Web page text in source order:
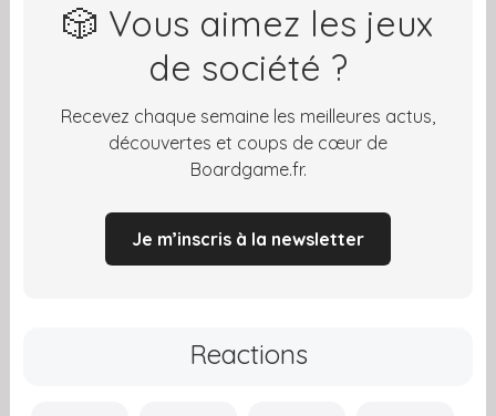
🎲 Vous aimez les jeux
de société ?
Recevez chaque semaine les meilleures actus,
découvertes et coups de cœur de
Boardgame.fr.
Je m’inscris à la newsletter
Reactions